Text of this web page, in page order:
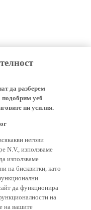
да разберем
подобрим уеб
ни усилия.
негови
N.V., използваме
използваме
на бисквитки, като
да функционира
на
на вашите